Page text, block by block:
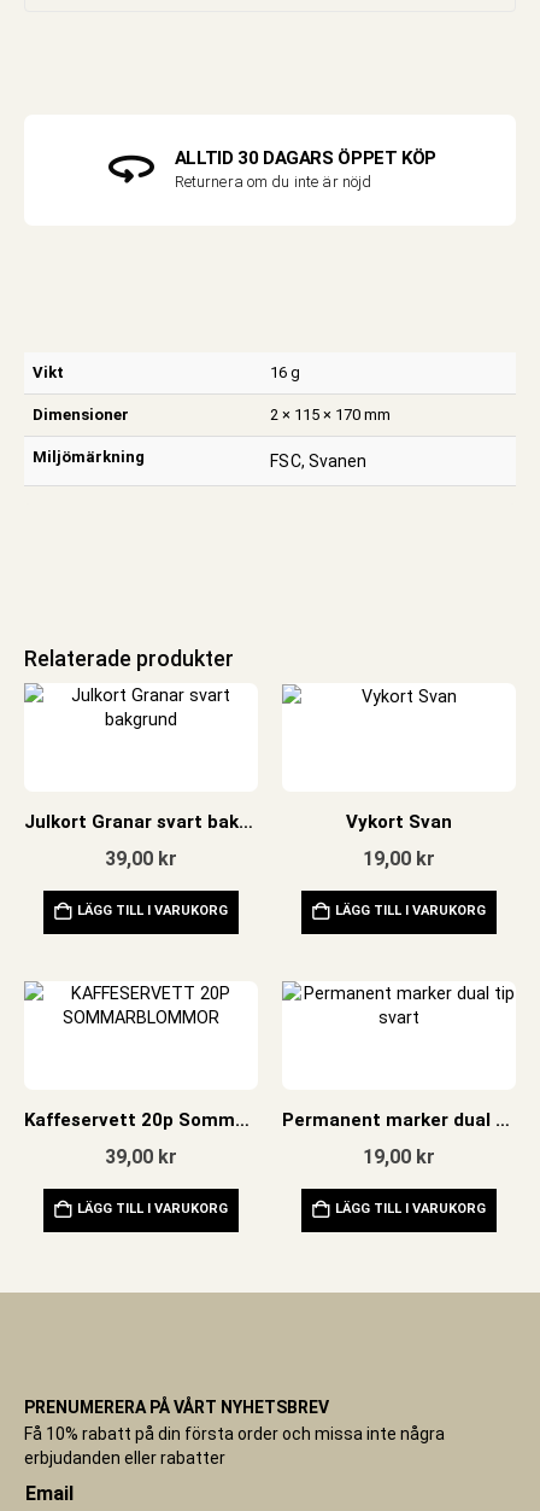
ALLTID 30 DAGARS ÖPPET KÖP
Returnera om du inte är nöjd
Vikt 16 g
Dimensioner 2 × 115 × 170 mm
Miljömärkning FSC, Svanen
Relaterade produkter
Julkort Granar svart bakgrund
39,00 kr
LÄGG TILL I VARUKORG
Vykort Svan
19,00 kr
LÄGG TILL I VARUKORG
Kaffeservett 20p Sommarblommor
39,00 kr
LÄGG TILL I VARUKORG
Permanent marker dual tip svart
19,00 kr
LÄGG TILL I VARUKORG
PRENUMERERA PÅ VÅRT NYHETSBREV
Få 10% rabatt på din första order och missa inte några
erbjudanden eller rabatter
Email